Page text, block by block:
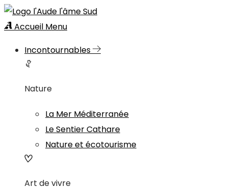
Accueil Menu
Incontournables
Nature
La Mer Méditerranée
Le Sentier Cathare
Nature et écotourisme
Art de vivre